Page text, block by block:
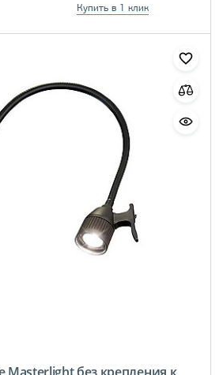
Купить в 1 клик